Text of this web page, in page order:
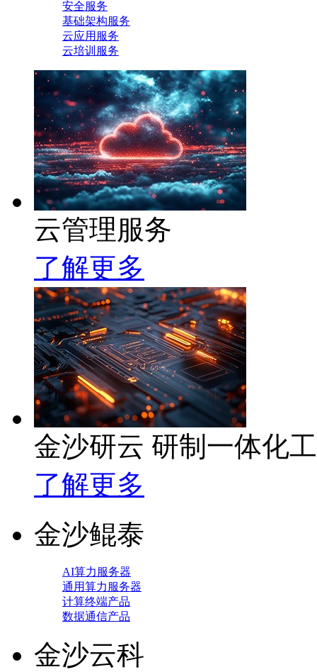
安全服务
基础架构服务
云应用服务
云培训服务
云管理服务
了解更多
金沙研云 研制一体化
了解更多
金沙鲲泰
AI算力服务器
通用算力服务器
计算终端产品
数据通信产品
金沙云科